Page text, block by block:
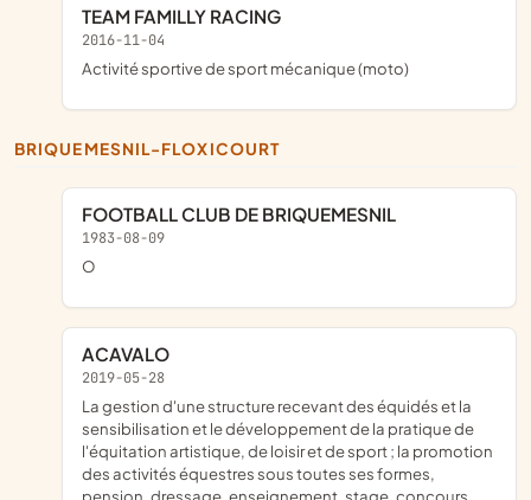
TEAM FAMILLY RACING
2016-11-04
activité sportive de sport mécanique (moto)
BRIQUEMESNIL-FLOXICOURT
FOOTBALL CLUB DE BRIQUEMESNIL
1983-08-09
o
ACAVALO
2019-05-28
la gestion d'une structure recevant des équidés et la
sensibilisation et le développement de la pratique de
l'équitation artistique, de loisir et de sport ; la promotion
des activités équestres sous toutes ses formes,
pension, dressage, enseignement, stage, concours,